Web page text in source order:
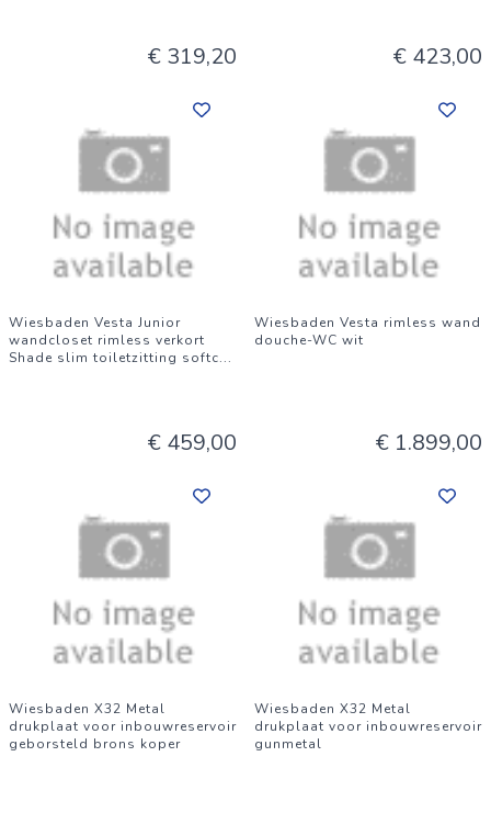
€ 319,20 € 423,00
Wiesbaden Vesta Junior
wandcloset rimless verkort
Shade slim toiletzitting softc...
€ 459,00
Wiesbaden Vesta rimless wand
douche-WC wit
€ 1.899,00
Wiesbaden X32 Metal
drukplaat voor inbouwreservoir
geborsteld brons koper
Wiesbaden X32 Metal
drukplaat voor inbouwreservoir
gunmetal